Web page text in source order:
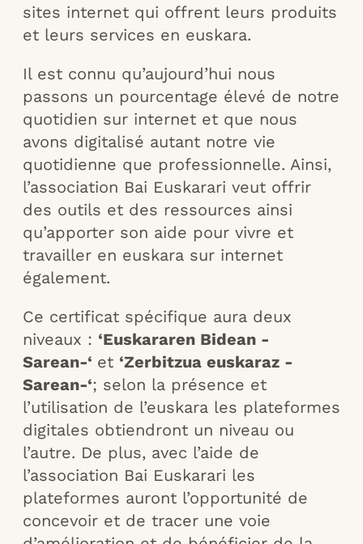
sites internet qui offrent leurs produits
et leurs services en euskara.
Il est connu qu’aujourd’hui nous
passons un pourcentage élevé de notre
quotidien sur internet et que nous
avons digitalisé autant notre vie
quotidienne que professionnelle. Ainsi,
l’association Bai Euskarari veut offrir
des outils et des ressources ainsi
qu’apporter son aide pour vivre et
travailler en euskara sur internet
également.
Ce certificat spécifique aura deux
niveaux : ‘Euskararen Bidean -
Sarean-‘ et ‘Zerbitzua euskaraz -
Sarean-‘; selon la présence et
l’utilisation de l’euskara les plateformes
digitales obtiendront un niveau ou
l’autre. De plus, avec l’aide de
l’association Bai Euskarari les
plateformes auront l’opportunité de
concevoir et de tracer une voie